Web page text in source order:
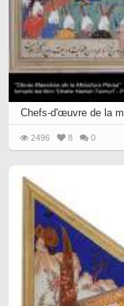
Chefs-d'œuvre de la
2496 8 0